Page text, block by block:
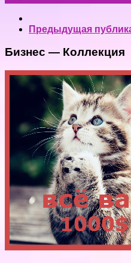
Предыдущая
Бизнес — Коллекция